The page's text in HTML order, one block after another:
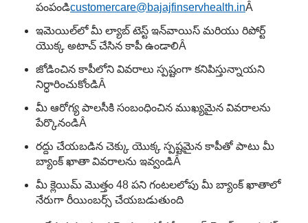
పంపండిcustomercare@bajajfinservhealth.inÂ
ఇమెయిల్‌లో మీ ల్యాబ్ టెస్ట్ ఇన్‌వాయిస్ మరియు రిపోర్ట్
యొక్క అటాచ్ చేసిన కాపీ ఉండాలిÂ
జోడించిన కాపీలోని వివరాలు స్పష్టంగా కనిపిస్తున్నాయని
నిర్ధారించుకోండిÂ
మీ ఆరోగ్య పాలసీకి సంబంధించిన ముఖ్యమైన వివరాలను
పేర్కొనండిÂ
రద్దు చేయబడిన చెక్కు యొక్క స్పష్టమైన కాపీతో పాటు మీ
బ్యాంక్ ఖాతా వివరాలను ఇవ్వండిÂ
మీ క్లెయిమ్ మొత్తం 48 పని గంటలలోపు మీ బ్యాంక్ ఖాతాలో
నేరుగా రీయింబర్స్ చేయబడుతుంది